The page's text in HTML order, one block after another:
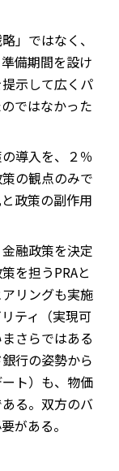
」ではなく、
備期間を設け
示して広くパ
ではなかった
導入を、２％
の観点のみで
政策の副作用
融政策を決定
を担うPRAと
リングも実施
ティ（実現可
さらではある
行の姿勢から
ト）も、物価
る。双方のバ
がある。